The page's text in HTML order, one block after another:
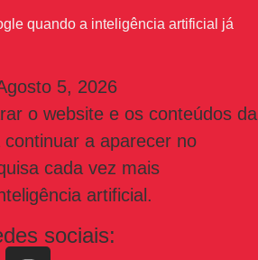
quando a inteligência artificial já
5, 2026
o website e os conteúdos da
a aparecer no
cada vez mais
artificial.
sociais: